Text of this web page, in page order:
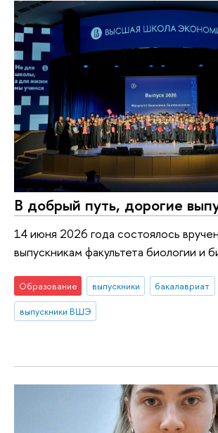
В добрый путь, дорогие
14 июня 2026 года состоялось
выпускникам факультета биологии и
Образование выпускники
бакалавриат
выпускники ВШЭ